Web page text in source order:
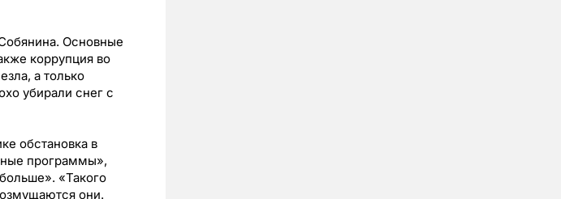
Основные
коррупция во
а только
убирали снег с
обстановка в
программы»,
«Такого
они.